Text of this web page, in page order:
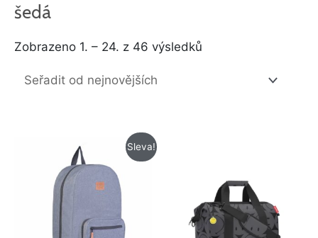
šedá
Zobrazeno 1. – 24. z 46 výsledků
Sleva!
Původní
cena
byla:
645 Kč.
Aktuální
cena
je:
489 Kč.